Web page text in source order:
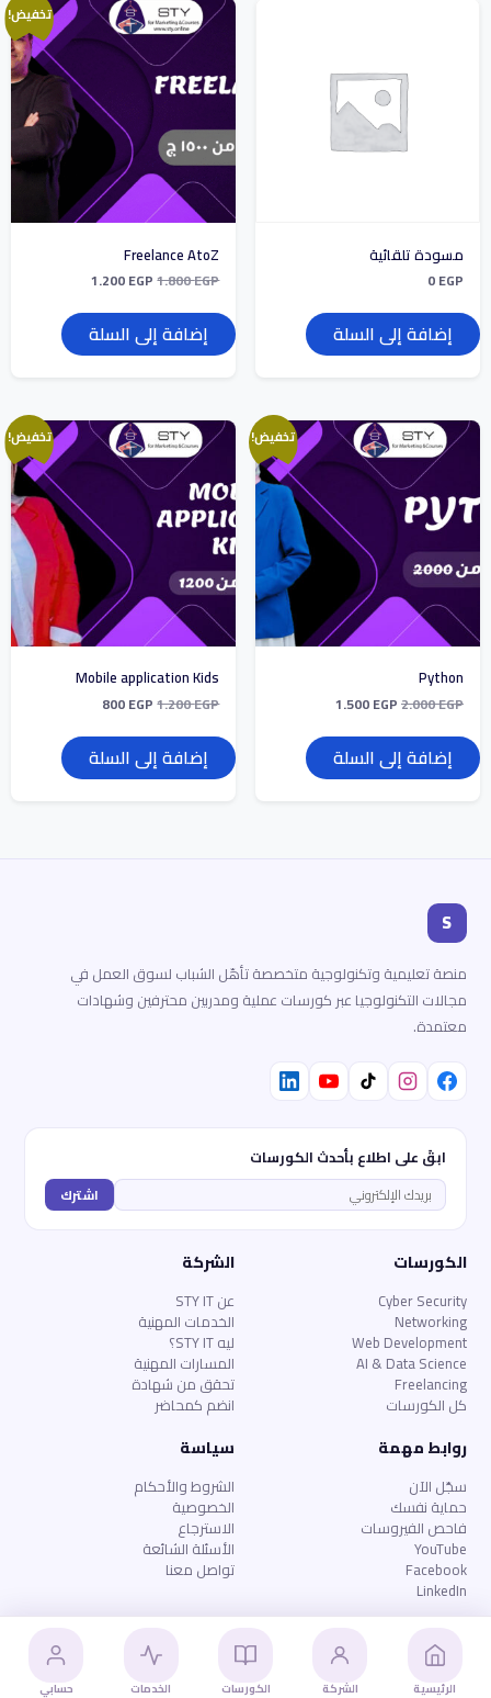
الرئيسية الشركة الكورسات الخدمات حسابي
مسودة تلقائية
0EGP
إضافة إلى السلة
تخفيض!
Freelance AtoZ
1.800EGP
1.200EGP
إضافة إلى السلة
تخفيض!
Python
2.000EGP
1.500EGP
إضافة إلى السلة
تخفيض!
Mobile application Kids
1.200EGP
800EGP
إضافة إلى السلة
S
منصة تعليمية وتكنولوجية متخصصة تأهّل الشباب لسوق العمل في
مجالات التكنولوجيا عبر كورسات عملية ومدربين محترفين وشهادات
معتمدة.
ابقَ على اطلاع بأحدث الكورسات
اشترك
الكورسات
Cyber Security
Networking
Web Development
AI & Data Science
Freelancing
كل الكورسات
الشركة
عن STY IT
الخدمات المهنية
ليه STY IT؟
المسارات المهنية
تحقق من شهادة
انضم كمحاضر
روابط مهمة
سجّل الآن
حماية نفسك
فاحص الفيروسات
YouTube
Facebook
LinkedIn
سياسة
الشروط والأحكام
الخصوصية
الاسترجاع
الأسئلة الشائعة
تواصل معنا
© 2026
— جميع الحقوق محفوظة
الخصوصية
الشروط الاسترجاع الأسئلة الشائعة